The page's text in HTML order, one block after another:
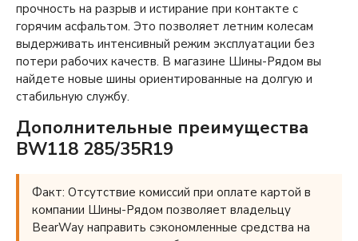
прочность на разрыв и истирание при контакте с
горячим асфальтом. Это позволяет летним колесам
выдерживать интенсивный режим эксплуатации без
потери рабочих качеств. В магазине Шины-Рядом вы
найдете новые шины ориентированные на долгую и
стабильную службу.
Дополнительные преимущества
BW118 285/35R19
Факт: Отсутствие комиссий при оплате картой в
компании Шины-Рядом позволяет владельцу
BearWay направить сэкономленные средства на